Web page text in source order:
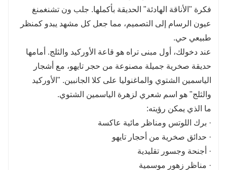
فكرة "الأناقة الهادئة" الحديقة بأكملها. جلب ون تشنغمنغ
عيون الرسام إلى التصميم، مما جعل كل مشهد يبدو كمنظر
طبيعي حي.
عند دخولك، أول مبنى تراه هو قاعة الأوركيد والثلج. أمامها
حديقة صخرية جميلة مصنوعة من حجر تايهو، مع أشجار
الياسمين الشتوي والماغنوليا على كلا الجانبين. "الأوركيد
والثلج" هو اسم شعري لزهرة الياسمين الشتوي.
ما الذي يمكن رؤيته:
· برك اللوتس ومناظر مائية عاكسة
· حدائق صخرية من أحجار تايهو
· أجنحة وجسور تقليدية
· مناظر زهور موسمية